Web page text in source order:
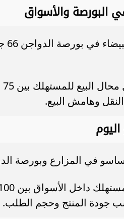
البورصة والأسواق
وهامش البيع.
وبورصة الدواجن بين 86 و87
جودة المنتج وحجم الطلب.